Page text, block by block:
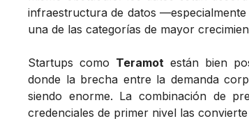
infraestructura de datos
una de las categorías de mayor
Startups como Teramotestán bien
donde la brecha entre la demanda
siendo enorme. La combinación de
credenciales de primer nivel las